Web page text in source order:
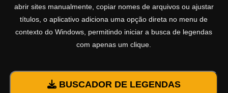
abrir sites manualmente, copiar nomes de arquivos ou ajustar
títulos, o aplicativo adiciona uma opção direta no menu de
contexto do Windows, permitindo iniciar a busca de legendas
com apenas um clique.
BUSCADOR DE LEGENDAS